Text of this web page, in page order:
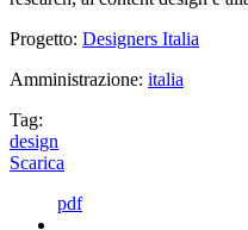
Progetto: Designers Italia
Amministrazione: italia
Tag:
design
Scarica
pdf